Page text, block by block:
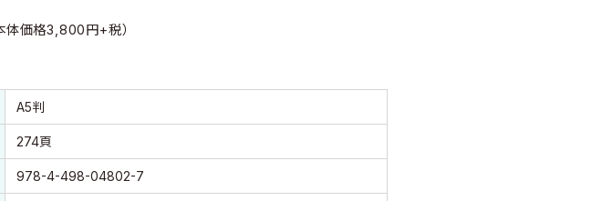
体価格3,800円+税）
A5判
274頁
978-4-498-04802-7